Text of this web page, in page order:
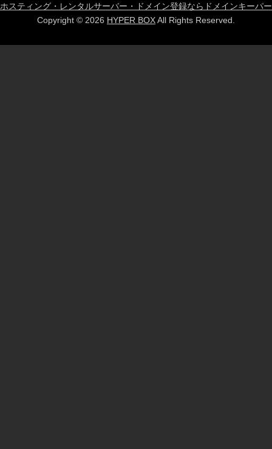
ホスティング・レンタルサーバー・ドメイン登録ならドメインキーパー
Copyright © 2026 HYPER BOXAll Rights Reserved.